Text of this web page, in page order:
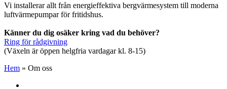
Vi installerar allt från energieffektiva bergvärmesystem till moderna
luftvärmepumpar för fritidshus.
Känner du dig osäker kring vad du behöver?
Ring för rådgivning
(Växeln är öppen helgfria vardagar kl. 8-15)
Hem » Om oss